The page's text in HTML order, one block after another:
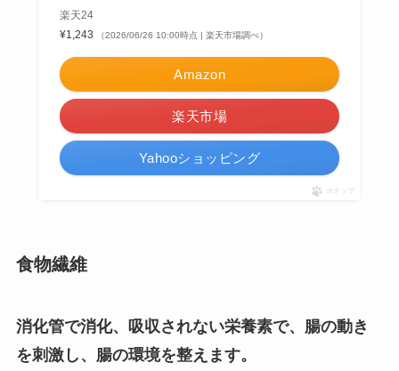
楽天24
¥1,243
（2026/06/26 10:00時点 | 楽天市場調べ）
Amazon
楽天市場
Yahooショッピング
ポチップ
食物繊維
消化管で消化、吸収されない栄養素で、腸の動き
を刺激し、腸の環境を整えます。